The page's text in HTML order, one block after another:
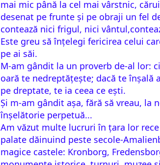
mai mic până la cel mai vârstnic,
desenat pe frunte și pe obraji un fel
contează nici frigul, nici
Este greu să înțelegi fericirea celui
pe ai săi.
M-am gândit la un proverb de-al lor:
oară te nedreptățește; dacă te înșală
pe dreptate, te ia ceea ce ești.
Și m-am gândit așa, fără să vreau, la
înșelătorie perpetuă...
Am văzut multe lucruri în țara lor
palate dăinuind peste secole-
magice castele: Kronborg,